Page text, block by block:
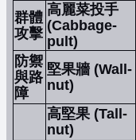
群體
攻擊
高麗菜投手
(Cabbage-
pult)
防禦
與路
障
堅果牆 (Wall-
nut)
高堅果 (Tall-
nut)